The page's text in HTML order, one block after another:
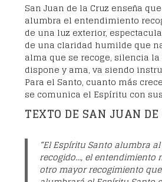
San Juan de la Cruz enseña
alumbra el entendimiento
de una luz exterior,
de una claridad humilde que
alma que se recoge, silencia
dispone y ama, va siendo
Para el Santo, cuanto más
se comunica el Espíritu con
TEXTO DE SAN JUAN
“El Espíritu Santo alumbra
recogido…, el entendimiento
otro mayor recogimiento